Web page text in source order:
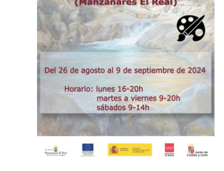
v
i
s
t
a
s
d
e
E